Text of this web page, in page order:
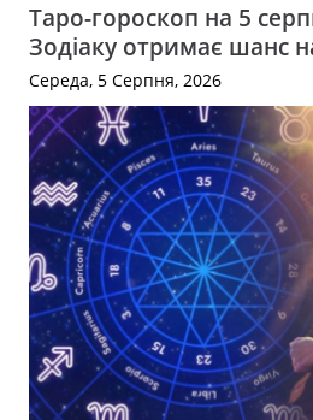
Таро-гороскоп на 5
Зодіаку отримає шанс
Середа, 5 Серпня, 2026